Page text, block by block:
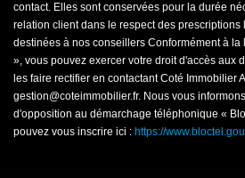
contact. Elles sont conservées pour la durée
relation client dans le respect des
destinées à nos conseillers Conformément à
», vous pouvez exercer votre droit d'accès aux
les faire rectifier en contactant Coté Immobilier
gestion@coteimmobilier.fr. Nous vous
d'opposition au démarchage téléphonique «
pouvez vous inscrire ici : https://